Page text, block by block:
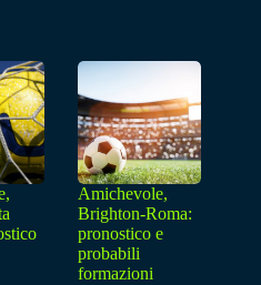
Amichevole,
Brighton-Roma:
pronostico e
probabili
formazioni